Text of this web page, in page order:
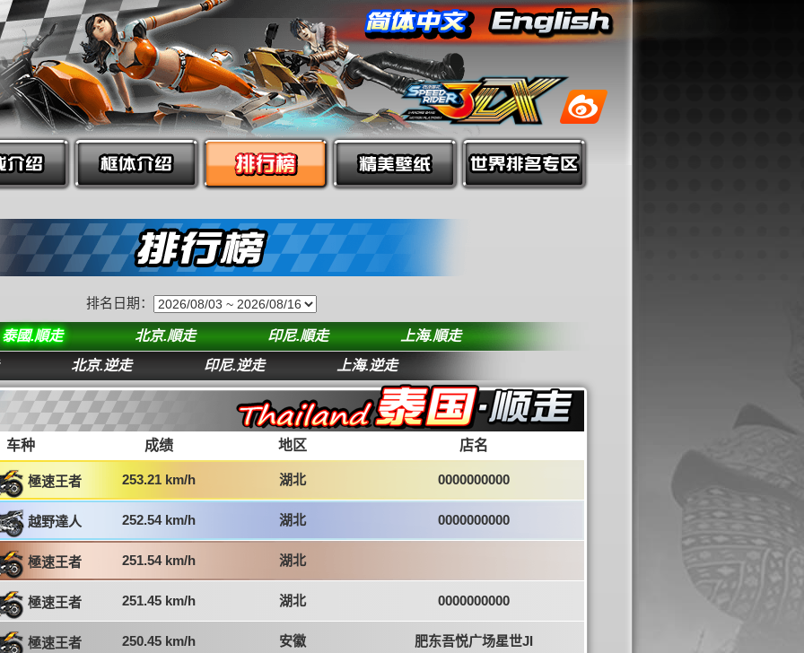
排名日期：
泰國.順走 北京.順走 印尼.順走
上海.順走
北京.逆走
印尼.逆走 上海.逆走
车种 成绩 地区 店名
極速王者 253.21 km/h 湖北 0000000000
越野達人 252.54 km/h 湖北 0000000000
極速王者 251.54 km/h 湖北
極速王者 251.45 km/h 湖北 0000000000
極速王者 250.45 km/h 安徽 肥东吾悦广场星世JI